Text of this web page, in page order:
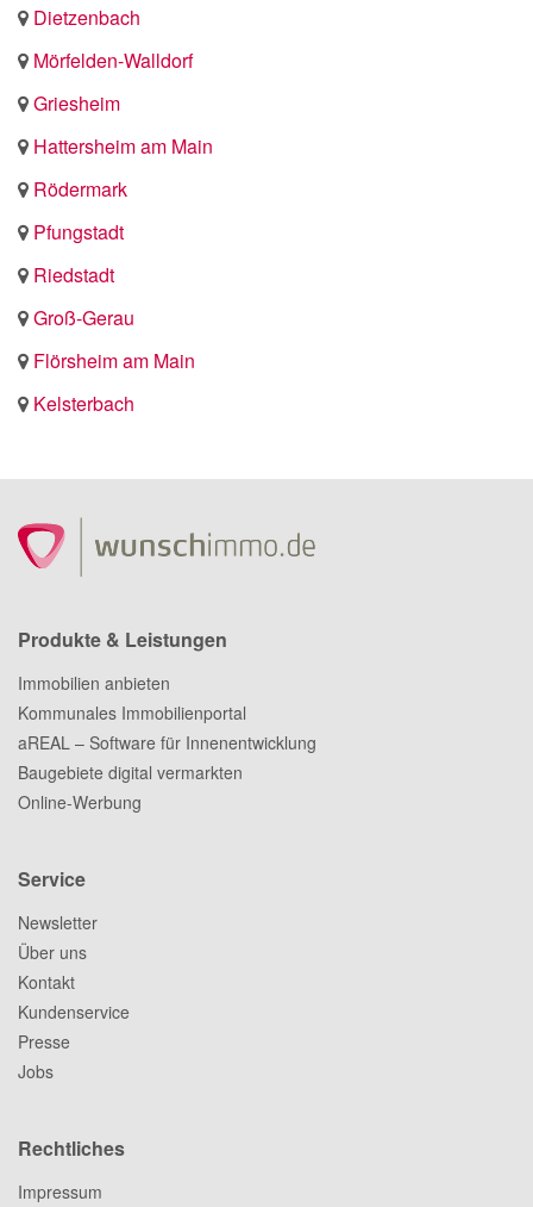
Dietzenbach
Mörfelden-Walldorf
Griesheim
Hattersheim am Main
Rödermark
Pfungstadt
Riedstadt
Groß-Gerau
Flörsheim am Main
Kelsterbach
Produkte & Leistungen
Immobilien anbieten
Kommunales Immobilienportal
aREAL – Software für Innenentwicklung
Baugebiete digital vermarkten
Online-Werbung
Service
Newsletter
Über uns
Kontakt
Kundenservice
Presse
Jobs
Rechtliches
Impressum